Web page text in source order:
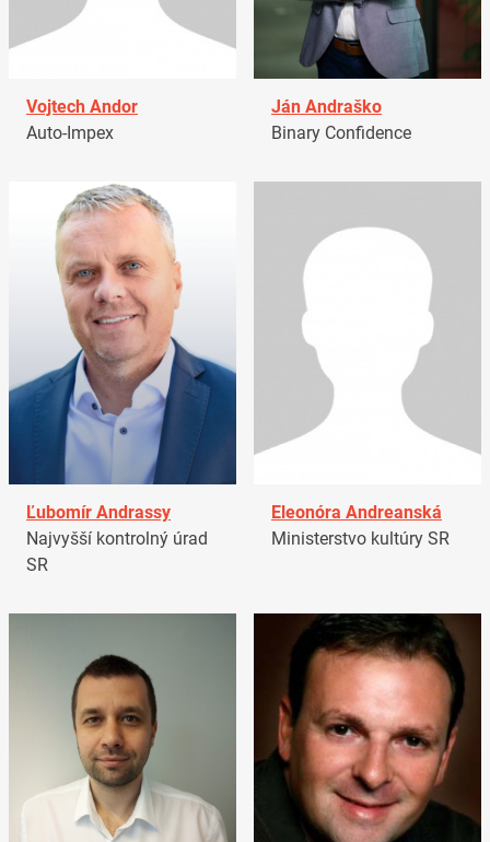
Vojtech Andor
Auto-Impex
Ján Andraško
Binary Confidence
Ľubomír Andrassy
Najvyšší kontrolný úrad
SR
Eleonóra Andreanská
Ministerstvo kultúry SR